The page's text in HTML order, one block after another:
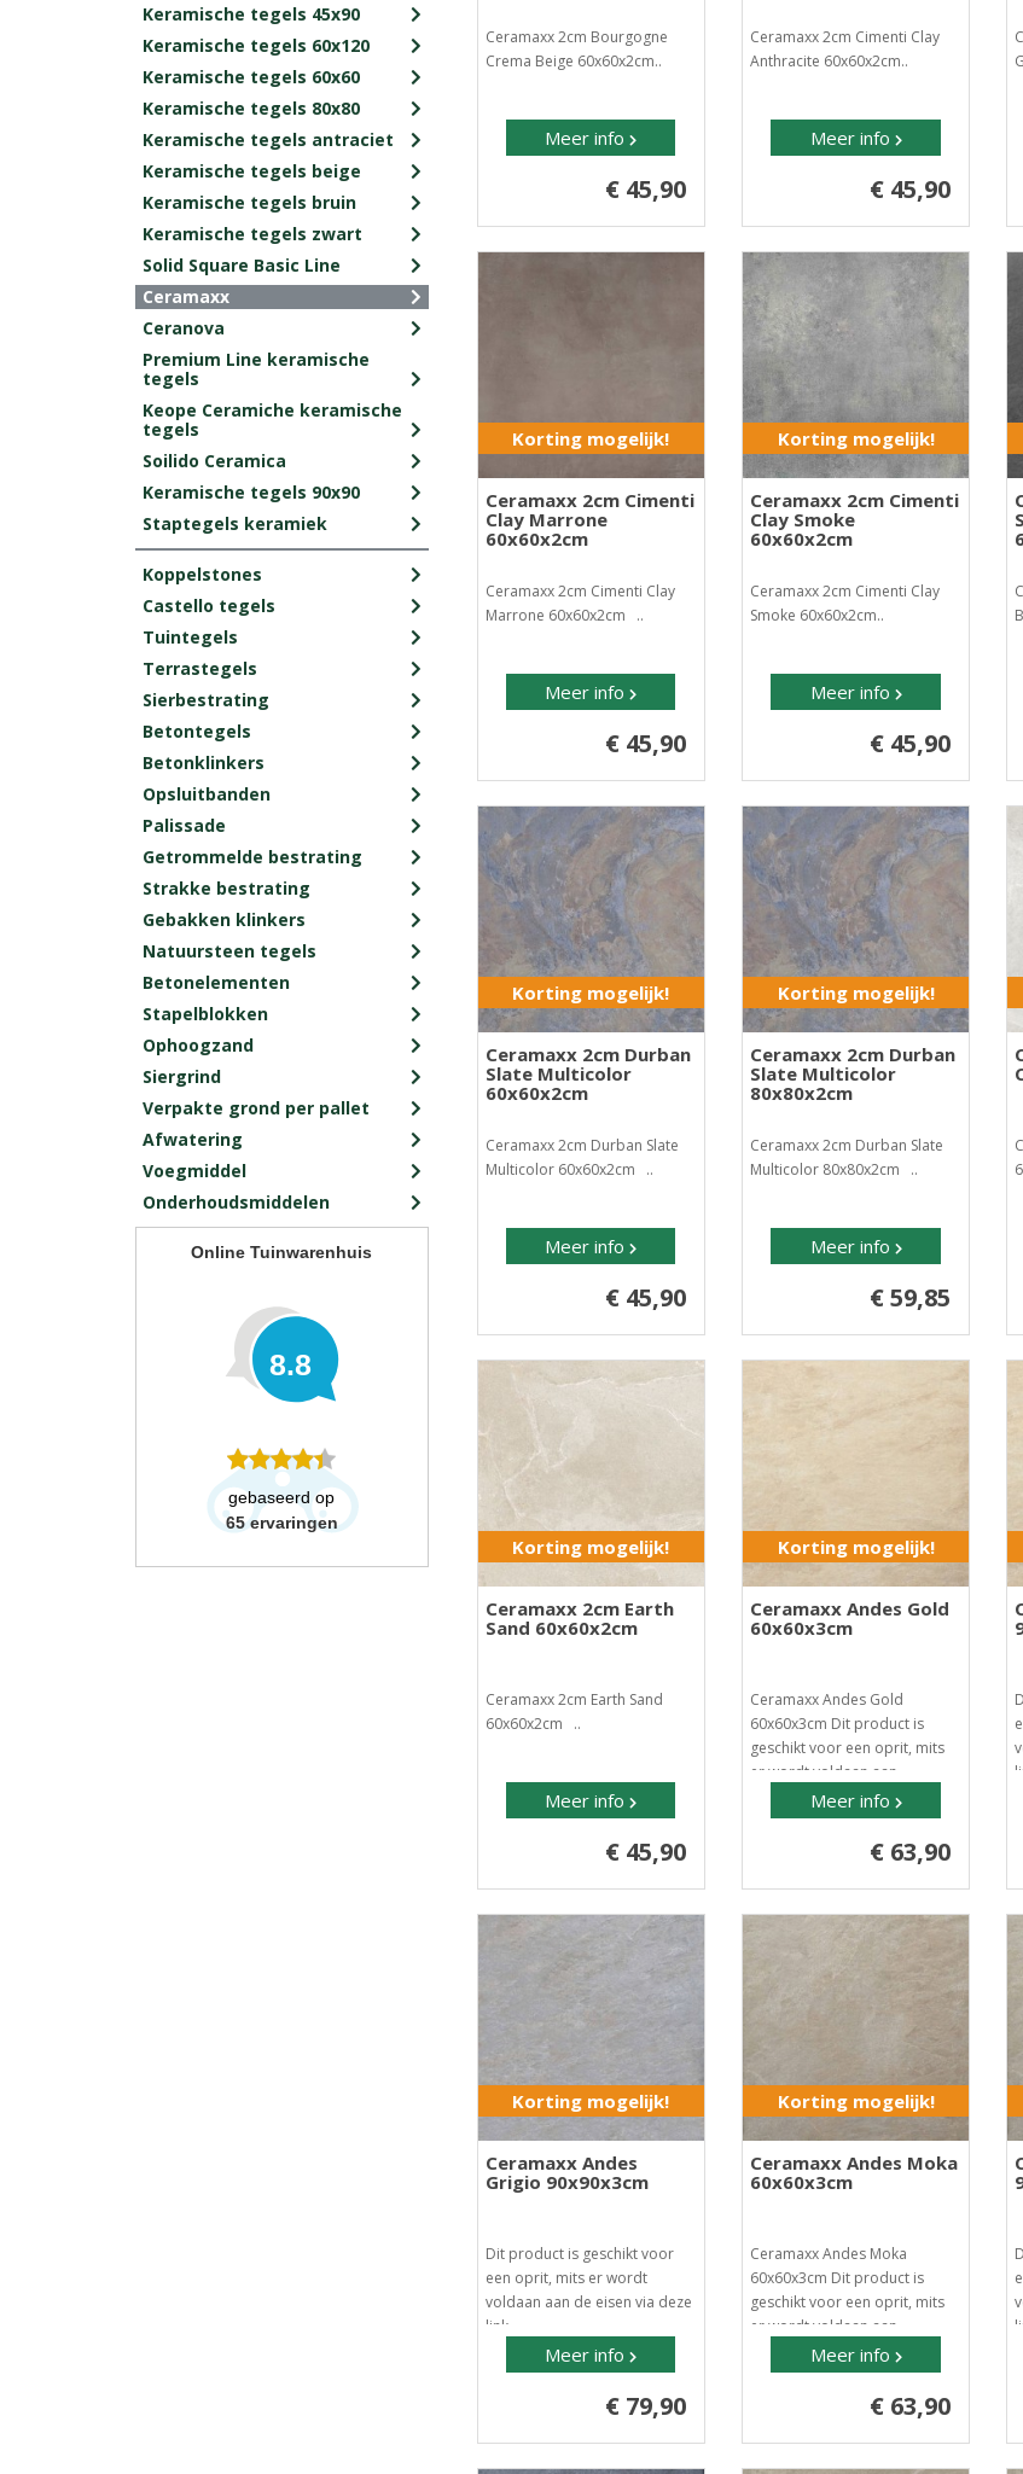
Keramische tegels 45x90
Keramische tegels 60x120
Keramische tegels 60x60
Keramische tegels 80x80
Keramische tegels antraciet
Keramische tegels beige
Keramische tegels bruin
Keramische tegels zwart
Solid Square Basic Line
Ceramaxx
Ceranova
Premium Line keramische
tegels
Keope Ceramiche keramische
tegels
Soilido Ceramica
Keramische tegels 90x90
Staptegels keramiek
Koppelstones
Castello tegels
Tuintegels
Terrastegels
Sierbestrating
Betontegels
Betonklinkers
Opsluitbanden
Palissade
Getrommelde bestrating
Strakke bestrating
Gebakken klinkers
Natuursteen tegels
Betonelementen
Stapelblokken
Ophoogzand
Siergrind
Verpakte grond per pallet
Afwatering
Voegmiddel
Onderhoudsmiddelen
Online Tuinwarenhuis
8.8
gebaseerd op
65 ervaringen
Ceramaxx 2cm Bourgogne
Crema Beige 60x60x2cm..
Meer info
€ 45,90
Ceramaxx 2cm Cimenti Clay
Anthracite 60x60x2cm..
Meer info
€ 45,90
Korting mogelijk!
Ceramaxx 2cm Cimenti
Clay Marrone
60x60x2cm
Ceramaxx 2cm Cimenti Clay
Marrone 60x60x2cm ..
Meer info
€ 45,90
Korting mogelijk!
Ceramaxx 2cm Cimenti
Clay Smoke
60x60x2cm
Ceramaxx 2cm Cimenti Clay
Smoke 60x60x2cm..
Meer info
€ 45,90
Korting mogelijk!
Ceramaxx 2cm Durban
Slate Multicolor
60x60x2cm
Ceramaxx 2cm Durban Slate
Multicolor 60x60x2cm ..
Meer info
€ 45,90
Korting mogelijk!
Ceramaxx 2cm Durban
Slate Multicolor
80x80x2cm
Ceramaxx 2cm Durban Slate
Multicolor 80x80x2cm ..
Meer info
€ 59,85
Korting mogelijk!
Ceramaxx 2cm Earth
Sand 60x60x2cm
Ceramaxx 2cm Earth Sand
60x60x2cm ..
Meer info
€ 45,90
Korting mogelijk!
Ceramaxx Andes Gold
60x60x3cm
Ceramaxx Andes Gold
60x60x3cm Dit product is
geschikt voor een oprit, mits
er wordt voldaan aan..
Meer info
€ 63,90
Korting mogelijk!
Ceramaxx Andes
Grigio 90x90x3cm
Dit product is geschikt voor
een oprit, mits er wordt
voldaan aan de eisen via deze
link ..
Meer info
€ 79,90
Korting mogelijk!
Ceramaxx Andes Moka
60x60x3cm
Ceramaxx Andes Moka
60x60x3cm Dit product is
geschikt voor een oprit, mits
er wordt voldaan aan..
Meer info
€ 63,90